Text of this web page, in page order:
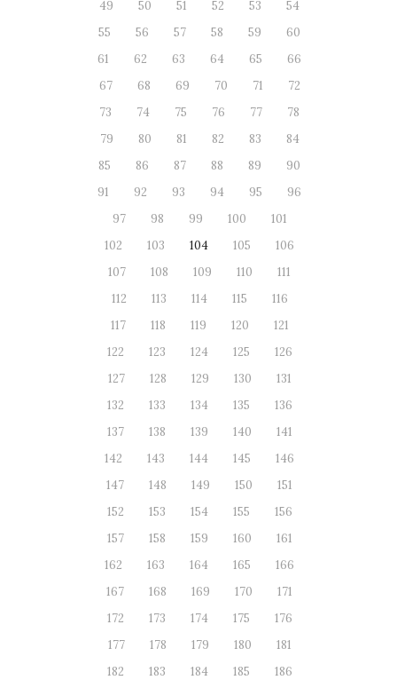
49
50 51 52 53
54
55
56 57 58 59
60
61
62 63 64 65
66
67
68 69 70 71
72
73
74 75 76 77
78
79
80 81 82 83
84
85
86 87 88 89
90
91
92 93 94 95
96
97
98 99 100
101
102
103 104 105
106
107
108 109 110
111
112
113 114 115
116
117
118 119 120
121
122
123 124 125
126
127
128 129 130
131
132
133 134 135
136
137
138 139 140
141
142
143 144 145
146
147
148 149 150
151
152
153 154 155
156
157
158 159 160
161
162
163 164 165
166
167
168 169 170
171
172
173 174 175
176
177
178 179 180
181
182
183 184 185
186